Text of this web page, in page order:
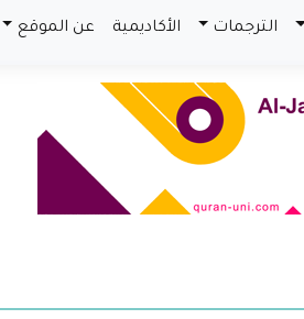
الترجمات الأكاديمية عن الموقع